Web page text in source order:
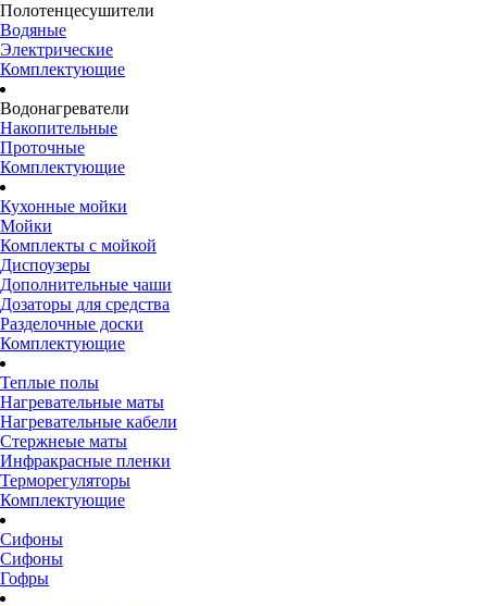
Полотенцесушители
Водяные
Электрические
Комплектующие
Водонагреватели
Накопительные
Проточные
Комплектующие
Кухонные мойки
Мойки
Комплекты с мойкой
Диспоузеры
Дополнительные чаши
Дозаторы для средства
Разделочные доски
Комплектующие
Теплые полы
Нагревательные маты
Нагревательные кабели
Стержнеые маты
Инфракрасные пленки
Терморегуляторы
Комплектующие
Сифоны
Сифоны
Гофры